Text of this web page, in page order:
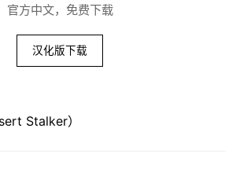
官方中文，免费下载
汉化版下载